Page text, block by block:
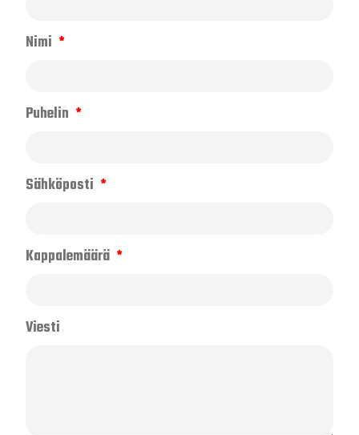
Nimi
Puhelin
Sähköposti
Kappalemäärä
Viesti